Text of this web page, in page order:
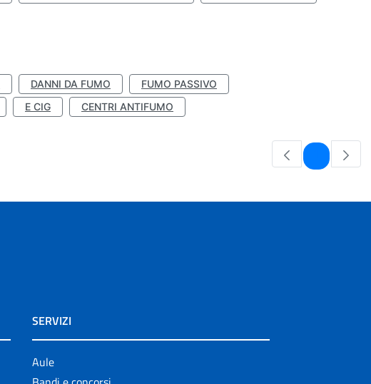
DANNI DA FUMO
FUMO PASSIVO
E CIG CENTRI ANTIFUMO
Pagina
SERVIZI
Aule